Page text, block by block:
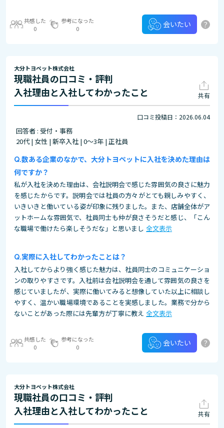
共感した
0
参考になった
0
会いたい ?
大分トヨペット株式会社
現職社員の口コミ・評判
入社理由と入社してわかったこと
共有
口コミ投稿日：2026.06.04
回答者 : 受付・事務
20代 | 女性 | 新卒入社 | 0～3年 | 正社員
数ある企業のなかで、大分トヨペットに入社を決めた理由は
何ですか？
私が入社を決めた理由は、会社説明会で感じた雰囲気の良さに魅力
を感じたからです。説明会では社員の方々がとても親しみやすく、
いきいきと働いている姿が印象に残りました。また、店舗全体がア
ットホームな雰囲気で、社員同士も仲が良さそうだと感じ、「こん
な職場で働けたら楽しそうだな」と思いまし 全文表示
実際に入社してわかったことは？
入社してからより強く感じた魅力は、社員同士のコミュニケーショ
ンの取りやすさです。入社前は会社説明会を通して雰囲気の良さを
感じていましたが、実際に働いてみると想像していた以上に相談し
やすく、温かい職場環境であることを実感しました。業務で分から
ないことがあった際には先輩方が丁寧に教え 全文表示
共感した
0
参考になった
0
会いたい ?
大分トヨペット株式会社
現職社員の口コミ・評判
入社理由と入社してわかったこと
共有